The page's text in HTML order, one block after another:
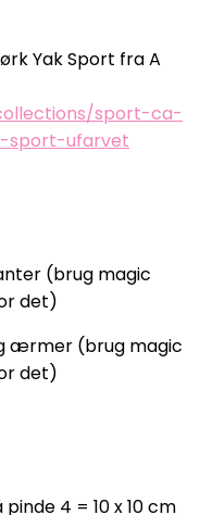
Yak Sport fra A
sport-ca-
sport-ufarvet
(brug magic
det)
ærmer (brug magic
det)
4 = 10 x 10 cm